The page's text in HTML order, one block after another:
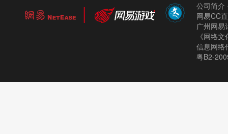
公司简介
网易CC
广州网
《网络
信息网络
粤B2-